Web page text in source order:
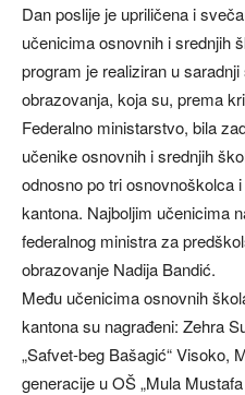
Dan poslije je upriličena i
učenicima osnovnih i srednjih
program je realiziran u
obrazovanja, koja su, prema
Federalno ministarstvo, bila
učenike osnovnih i srednjih
odnosno po tri osnovnoškolca
kantona. Najboljim učenicima
federalnog ministra za
obrazovanje Nadija Bandić.
Među učenicima osnovnih
kantona su nagrađeni: Zehra
„Safvet-beg Bašagić“ Visoko,
generacije u OŠ „Mula